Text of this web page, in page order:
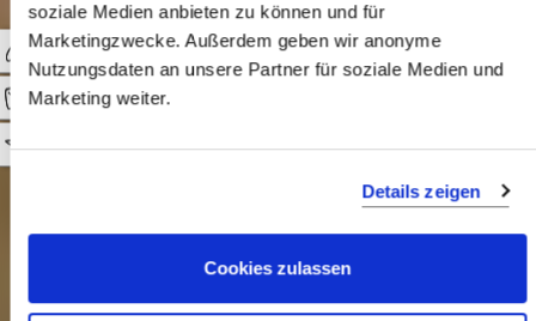
soziale Medien anbieten zu können und für
Marketingzwecke. Außerdem geben wir anonyme
Nutzungsdaten an unsere Partner für soziale Medien und
Marketing weiter.
Details zeigen
Cookies zulassen
Die passende Wahl eines Hotels oder
Ferienhauses für einen Familien-Urlaub
ist alles andere als trivial. Wir haben uns